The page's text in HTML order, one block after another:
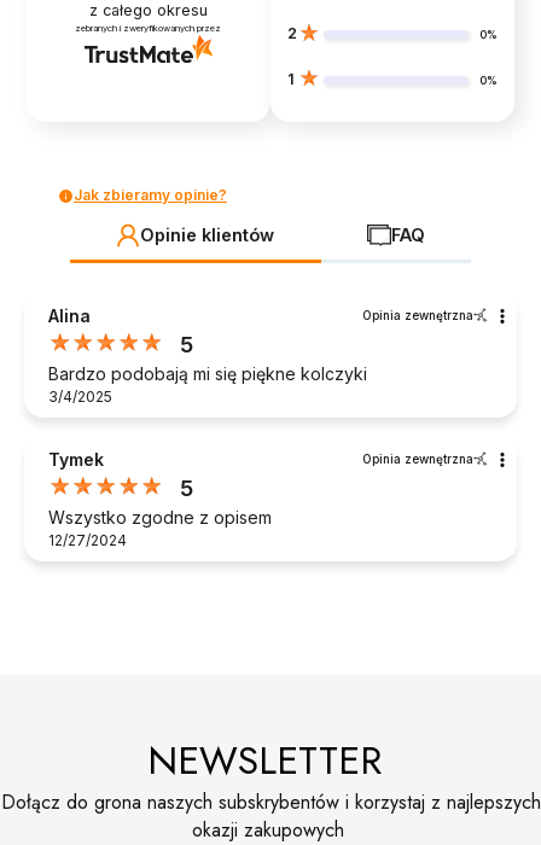
z całego okresu
zebranych i zweryfikowanych przez 2 0%
1 0%
Jak zbieramy opinie?
Opinie klientów FAQ
Alina Opinia zewnętrzna
5
Bardzo podobają mi się piękne kolczyki
3/4/2025
Tymek Opinia zewnętrzna
5
Wszystko zgodne z opisem
12/27/2024
NEWSLETTER
Dołącz do grona naszych subskrybentów i korzystaj z najlepszych
okazji zakupowych